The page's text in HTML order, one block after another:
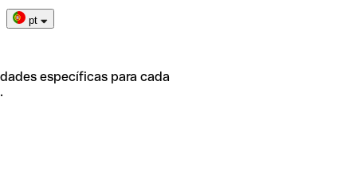
pt
específicas para cada